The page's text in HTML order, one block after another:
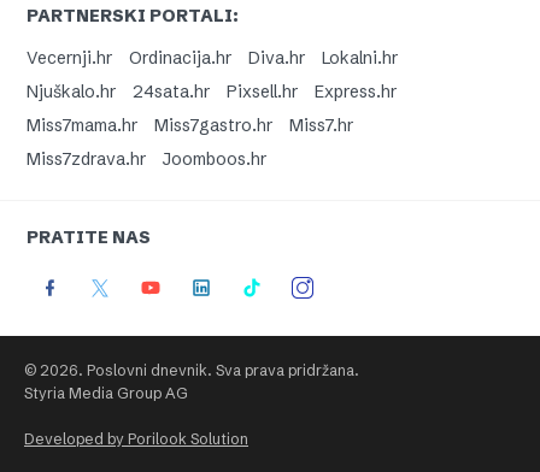
PARTNERSKI PORTALI:
Vecernji.hr
Ordinacija.hr Diva.hr
Lokalni.hr
Njuškalo.hr
24sata.hr Pixsell.hr
Express.hr
Miss7mama.hr
Miss7gastro.hr
Miss7.hr
Miss7zdrava.hr
Joomboos.hr
PRATITE NAS
© 2026. Poslovni dnevnik. Sva prava pridržana.
Styria Media Group AG
Developed by Porilook Solution